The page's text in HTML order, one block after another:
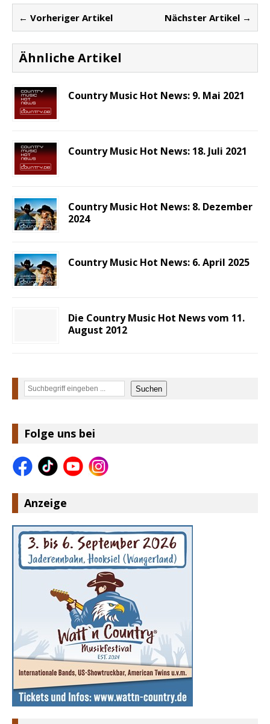
← Vorheriger Artikel Nächster Artikel →
Ähnliche Artikel
Country Music Hot News: 9. Mai 2021
Country Music Hot News: 18. Juli 2021
Country Music Hot News: 8. Dezember
2024
Country Music Hot News: 6. April 2025
Die Country Music Hot News vom 11.
August 2012
Suchen Suchen
Folge uns bei
Anzeige